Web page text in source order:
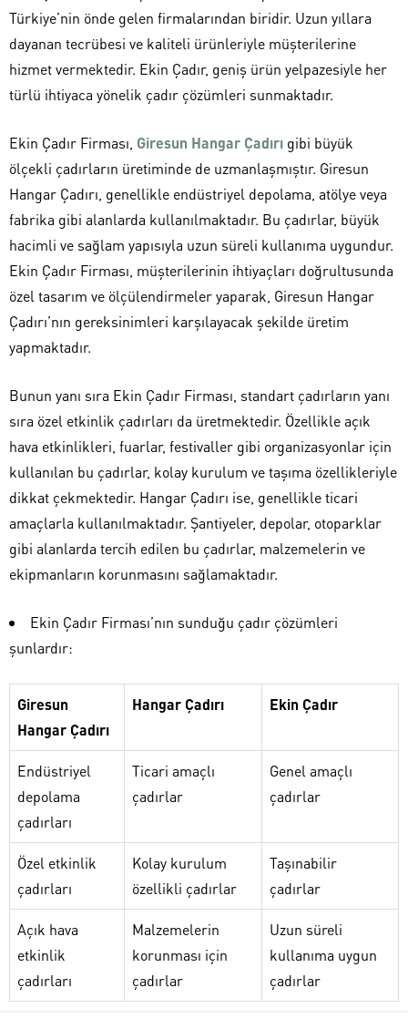
Türkiye’nin önde gelen firmalarından biridir. Uzun yıllara
dayanan tecrübesi ve kaliteli ürünleriyle müşterilerine
hizmet vermektedir. Ekin Çadır, geniş ürün yelpazesiyle her
türlü ihtiyaca yönelik çadır çözümleri sunmaktadır.
Ekin Çadır Firması, Giresun Hangar Çadırı gibi büyük
ölçekli çadırların üretiminde de uzmanlaşmıştır. Giresun
Hangar Çadırı, genellikle endüstriyel depolama, atölye veya
fabrika gibi alanlarda kullanılmaktadır. Bu çadırlar, büyük
hacimli ve sağlam yapısıyla uzun süreli kullanıma uygundur.
Ekin Çadır Firması, müşterilerinin ihtiyaçları doğrultusunda
özel tasarım ve ölçülendirmeler yaparak, Giresun Hangar
Çadırı’nın gereksinimleri karşılayacak şekilde üretim
yapmaktadır.
Bunun yanı sıra Ekin Çadır Firması, standart çadırların yanı
sıra özel etkinlik çadırları da üretmektedir. Özellikle açık
hava etkinlikleri, fuarlar, festivaller gibi organizasyonlar için
kullanılan bu çadırlar, kolay kurulum ve taşıma özellikleriyle
dikkat çekmektedir. Hangar Çadırı ise, genellikle ticari
amaçlarla kullanılmaktadır. Şantiyeler, depolar, otoparklar
gibi alanlarda tercih edilen bu çadırlar, malzemelerin ve
ekipmanların korunmasını sağlamaktadır.
Ekin Çadır Firması’nın sunduğu çadır çözümleri
şunlardır:
Giresun
Hangar Çadırı
Hangar Çadırı Ekin Çadır
Endüstriyel
depolama
çadırları
Ticari amaçlı
çadırlar
Genel amaçlı
çadırlar
Özel etkinlik
çadırları
Kolay kurulum
özellikli çadırlar
Taşınabilir
çadırlar
Açık hava
etkinlik
çadırları
Malzemelerin
korunması için
çadırlar
Uzun süreli
kullanıma uygun
çadırlar